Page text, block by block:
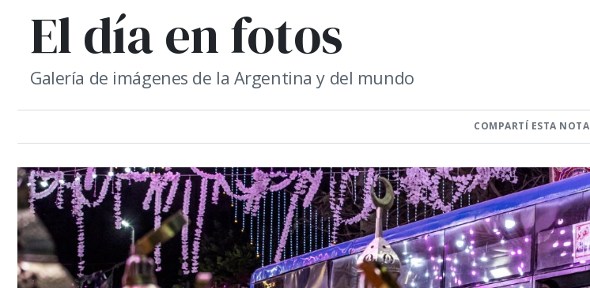
El día en fotos
Galería de imágenes de la Argentina y del mundo
COMPARTÍ ESTA NOTA